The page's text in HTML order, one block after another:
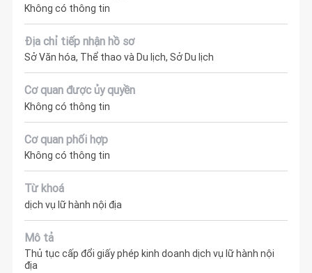
Không có thông tin
Địa chỉ tiếp nhận hồ sơ
Sở Văn hóa, Thể thao và Du lịch, Sở Du lịch
Cơ quan được ủy quyền
Không có thông tin
Cơ quan phối hợp
Không có thông tin
Từ khoá
dịch vụ lữ hành nội địa
Mô tả
Thủ tục cấp đổi giấy phép kinh doanh dịch vụ lữ hành nội
địa